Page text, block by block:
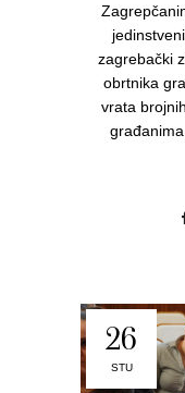
zagrebački
obrtnika
vrata
26
STU